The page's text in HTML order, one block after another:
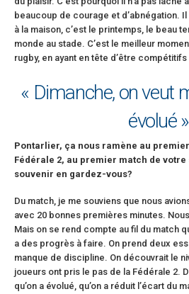
beaucoup de courage et d’abnégation.
à la maison, c’est le printemps, le beau
monde au stade. C’est le meilleur
rugby, en ayant en tête d’être
« Dimanche, on veut
évolué »
Pontarlier, ça nous ramène au
Fédérale 2, au premier match de votre
souvenir en gardez-vous?
Du match, je me souviens que nous
avec 20 bonnes premières minutes.
Mais on se rend compte au fil du match
a des progrès à faire. On prend deux
manque de discipline. On découvrait le
joueurs ont pris le pas de la Fédérale 2.
qu’on a évolué, qu’on a réduit l’écart du